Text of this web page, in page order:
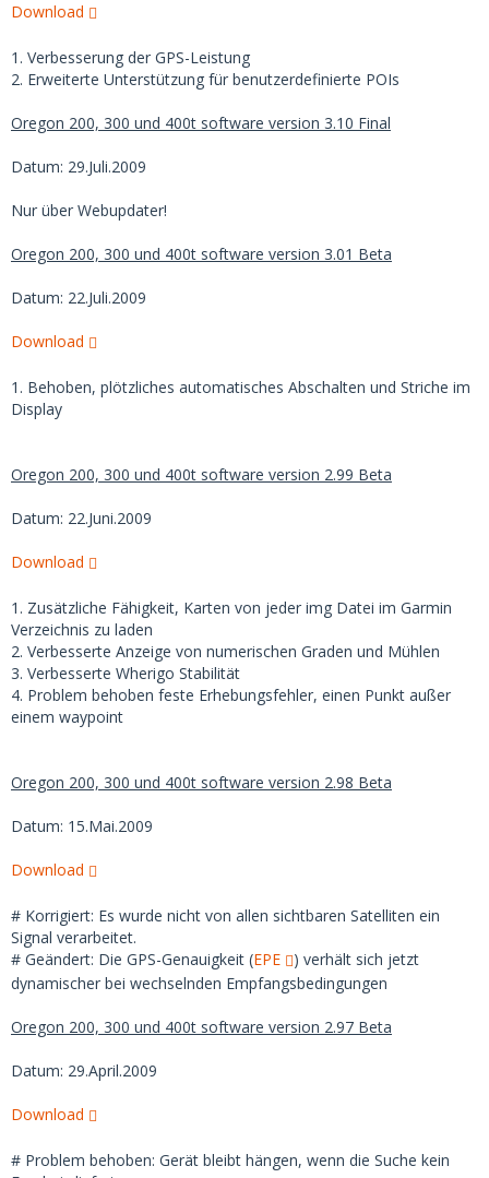
Download
1. Verbesserung der GPS-Leistung
2. Erweiterte Unterstützung für benutzerdefinierte POIs
Oregon 200, 300 und 400t software version 3.10 Final
Datum: 29.Juli.2009
Nur über Webupdater!
Oregon 200, 300 und 400t software version 3.01 Beta
Datum: 22.Juli.2009
Download
1. Behoben, plötzliches automatisches Abschalten und Striche im
Display
Oregon 200, 300 und 400t software version 2.99 Beta
Datum: 22.Juni.2009
Download
1. Zusätzliche Fähigkeit, Karten von jeder img Datei im Garmin
Verzeichnis zu laden
2. Verbesserte Anzeige von numerischen Graden und Mühlen
3. Verbesserte Wherigo Stabilität
4. Problem behoben feste Erhebungsfehler, einen Punkt außer
einem waypoint
Oregon 200, 300 und 400t software version 2.98 Beta
Datum: 15.Mai.2009
Download
# Korrigiert: Es wurde nicht von allen sichtbaren Satelliten ein
Signal verarbeitet.
# Geändert: Die GPS-Genauigkeit (EPE
) verhält sich jetzt
dynamischer bei wechselnden Empfangsbedingungen
Oregon 200, 300 und 400t software version 2.97 Beta
Datum: 29.April.2009
Download
# Problem behoben: Gerät bleibt hängen, wenn die Suche kein